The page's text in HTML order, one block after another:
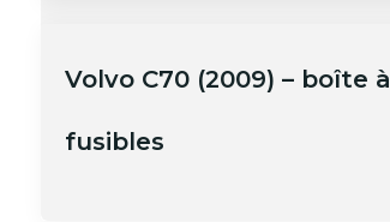
Volvo C70 (2009) – boîte à
fusibles